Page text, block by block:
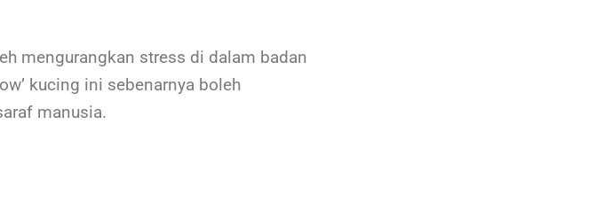
mengurangkan stress di dalam badan
kucing ini sebenarnya boleh
manusia.